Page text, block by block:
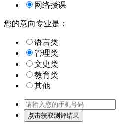
网络授课
您的意向专业是：
语言类
管理类
文史类
教育类
其他